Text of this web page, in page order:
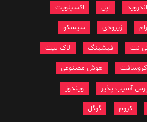
اکسپلویت
زیرودی سیسکو
فیشینگ لاک بیت
هوش مصنوعی
پذیر ویندوز